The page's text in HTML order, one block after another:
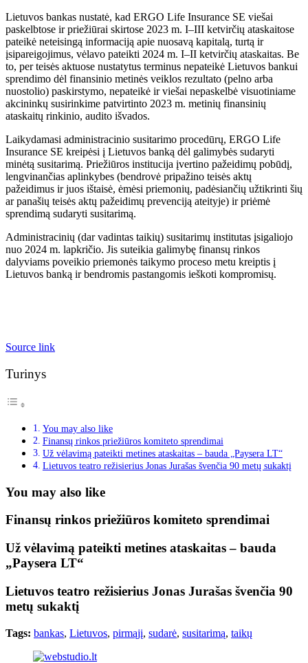
Lietuvos bankas nustatė, kad ERGO Life Insurance SE viešai
paskelbtose ir priežiūrai skirtose 2023 m. I–III ketvirčių ataskaitose
pateikė neteisingą informaciją apie nuosavą kapitalą, turtą ir
įsipareigojimus, vėlavo pateikti 2024 m. I–II ketvirčių ataskaitas. Be
to, per teisės aktuose nustatytus terminus nepateikė Lietuvos bankui
sprendimo dėl finansinio metinės veiklos rezultato (pelno arba
nuostolio) paskirstymo, nepateikė ir viešai nepaskelbė visuotiniame
akcininkų susirinkime patvirtinto 2023 m. metinių finansinių
ataskaitų rinkinio, audito išvados.
Laikydamasi administracinio susitarimo procedūrų, ERGO Life
Insurance SE kreipėsi į Lietuvos banką dėl galimybės sudaryti
minėtą susitarimą. Priežiūros institucija įvertino pažeidimų pobūdį,
lengvinančias aplinkybes (bendrovė pripažino teisės aktų
pažeidimus ir juos ištaisė, ėmėsi priemonių, padėsiančių užtikrinti šių
ar panašių teisės aktų pažeidimų prevenciją ateityje) ir priėmė
sprendimą sudaryti susitarimą.
Administracinių (dar vadintas taikių) susitarimų institutas įsigaliojo
nuo 2024 m. lapkričio. Jis suteikia galimybę finansų rinkos
dalyviams poveikio priemonės taikymo proceso metu kreiptis į
Lietuvos banką ir bendromis pastangomis ieškoti kompromisų.
Source link
Turinys
You may also like
Finansų rinkos priežiūros komiteto sprendimai
Už vėlavimą pateikti metines ataskaitas – bauda „Paysera LT“
Lietuvos teatro režisierius Jonas Jurašas švenčia 90 metų sukaktį
You may also like
Finansų rinkos priežiūros komiteto sprendimai
Už vėlavimą pateikti metines ataskaitas – bauda
„Paysera LT“
Lietuvos teatro režisierius Jonas Jurašas švenčia 90
metų sukaktį
Tags: bankas, Lietuvos, pirmąjį, sudarė, susitarimą, taikų